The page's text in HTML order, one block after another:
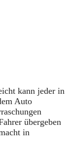
kann jeder in
Auto
übergeben
in